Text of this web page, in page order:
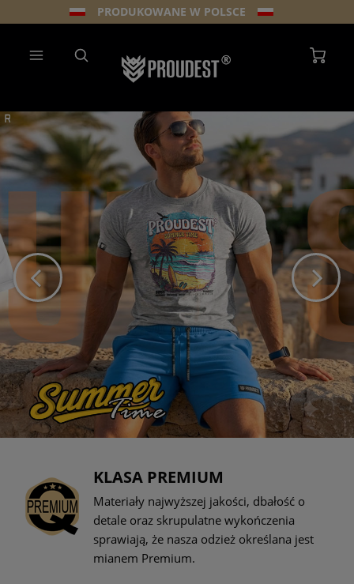
PRODUKOWANE W POLSCE
KLASA PREMIUM
Materiały najwyższej jakości, dbałość o
detale oraz skrupulatne wykończenia
sprawiają, że nasza odzież określana jest
mianem Premium.